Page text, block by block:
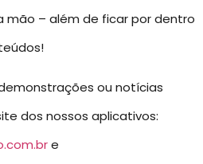
mão – além de ficar por dentro
ou notícias
dos nossos aplicativos:
e